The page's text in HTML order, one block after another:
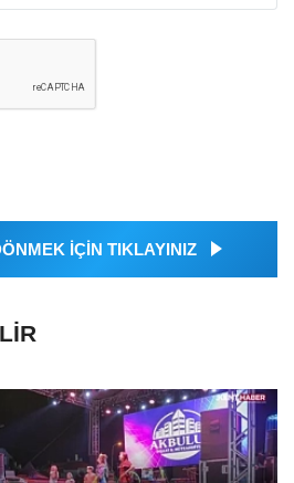
İÇİN TIKLAYINIZ